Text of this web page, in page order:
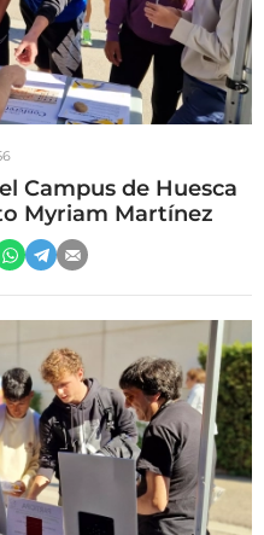
Campus de Huesca
Myriam Martínez